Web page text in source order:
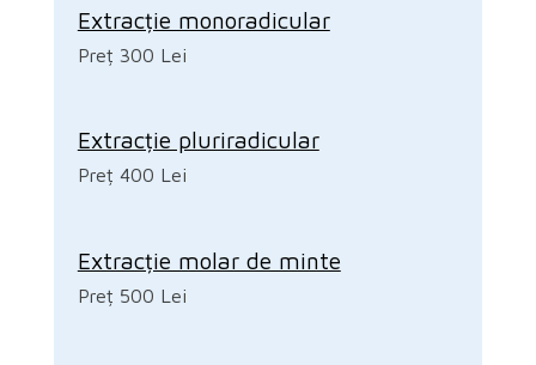
Extracție monoradicular
Preț 300 Lei
Extracție pluriradicular
Preț 400 Lei
Extracție molar de minte
Preț 500 Lei